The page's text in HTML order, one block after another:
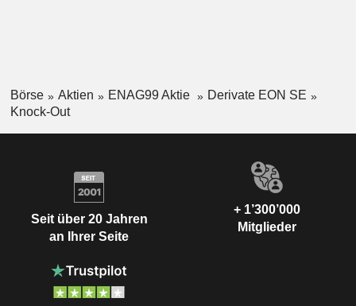
Börse Aktien ENAG99 Aktie
Derivate EON SE
Knock-Out
Seit über 20 Jahren
an Ihrer Seite
+ 1’300’000
Mitglieder